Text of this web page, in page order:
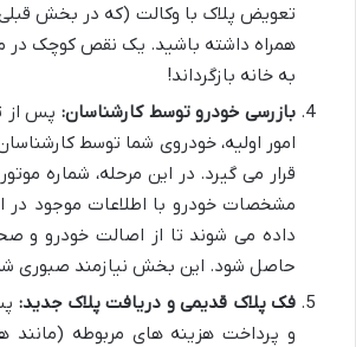
تعویض پلاک با وکالت (که در بخش قبلی
همراه داشته باشید. یک نقص کوچک در
به خانه بازگرداند!
بازرسی خودرو توسط کارشناسان: پس از
امور اولیه، خودروی شما توسط
قرار می گیرد. در این مرحله، شماره
مشخصات خودرو با اطلاعات موجود در
داده می شوند تا از اصالت خودرو و
حاصل شود. این بخش نیازمند صبوری
فک پلاک قدیمی و دریافت پلاک جدید:
و پرداخت هزینه های مربوطه (مانند